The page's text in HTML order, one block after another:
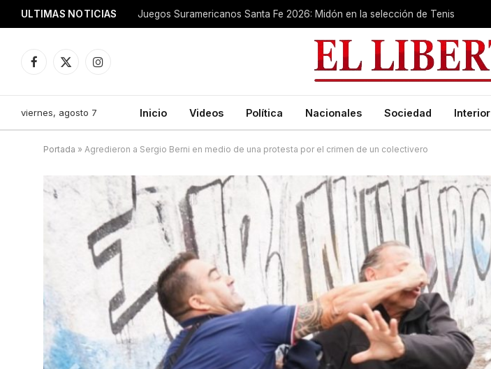
ULTIMAS NOTICIAS Juegos Suramericanos Santa Fe 2026: Midón en la selección de Tenis
Facebook
X
Instagram
viernes, agosto 7 Inicio Videos Política Nacionales Sociedad Interior
Portada » Agredieron a Sergio Berni en medio de una protesta por el crimen de un colectivero